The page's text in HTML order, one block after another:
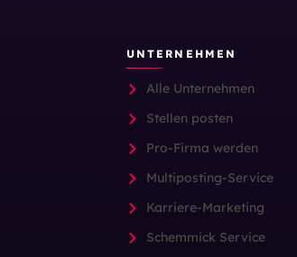
UNTERNEHMEN
Alle Unternehmen
Stellen posten
Pro-Firma werden
Multiposting-Service
Karriere-Marketing
Schemmick Service